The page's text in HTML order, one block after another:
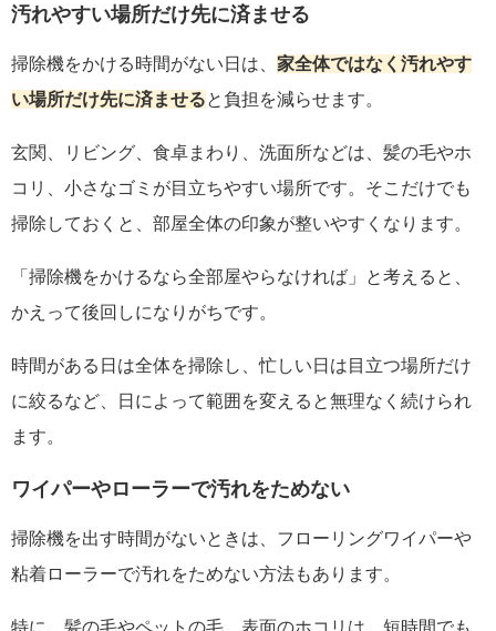
汚れやすい場所だけ先に済ませる
掃除機をかける時間がない日は、 家全体ではなく汚れやす
い場所だけ先に済ませると負担を減らせます。
玄関、リビング、食卓まわり、洗面所などは、髪の毛やホ
コリ、小さなゴミが目立ちやすい場所です。そこだけでも
掃除しておくと、部屋全体の印象が整いやすくなります。
「掃除機をかけるなら全部屋やらなければ」と考えると、
かえって後回しになりがちです。
時間がある日は全体を掃除し、忙しい日は目立つ場所だけ
に絞るなど、日によって範囲を変えると無理なく続けられ
ます。
ワイパーやローラーで汚れをためない
掃除機を出す時間がないときは、フローリングワイパーや
粘着ローラーで汚れをためない方法もあります。